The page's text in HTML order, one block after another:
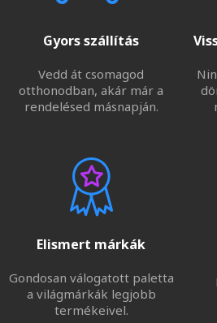
Gyors szállítás
Vedd át csomagod
otthonodban, akár már a
rendelésed másnapján.
Elismert márkák
Gondosan válogatott paletta
a világmárkák legjobb
termékeivel.